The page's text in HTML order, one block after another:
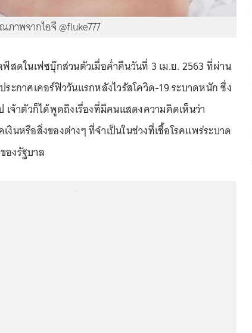
าพจากไอจี @fluke777
ฟ์สดในเฟซบุ๊กส่วนตัวเมื่อค่ำคืนวันที่ 3 เม.ย. 2563 ที่ผ่าน
ระกาศเคอร์ฟิววันแรกหลังไวรัสโควิด-19 ระบาดหนัก ซึ่ง
เจ้าตัวก็ได้พูดถึงเรื่องที่มีคนแสดงความคิดเห็นว่า
งินหรือสิ่งของต่างๆ ที่จำเป็นในช่วงที่เชื้อโรคแพร่ระบาด
องรัฐบาล